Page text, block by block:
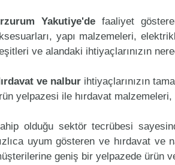
Yakutiye'defaaliyet
yapı malzemeleri,
ve alandaki ihtiyaçlarınızın
ve nalbur ihtiyaçlarınızın
yelpazesi ile hırdavat
olduğu sektör tecrübesi
uyum gösteren ve hırdavat ve
geniş bir yelpazede ürün